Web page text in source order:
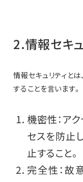
2.情報セキ
情報セキュリティと
することを言います。
機密性：ア
セスを防止
止すること。
完全性：故